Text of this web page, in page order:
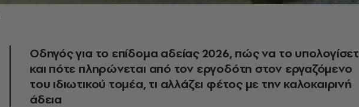
Οδηγός για το επίδομα αδείας 2026, πώς να το
και πότε πληρώνεται από τον εργοδότη στον εργαζόμενο
του ιδιωτικού τομέα, τι αλλάζει φέτος με την καλοκαιρινή
άδεια